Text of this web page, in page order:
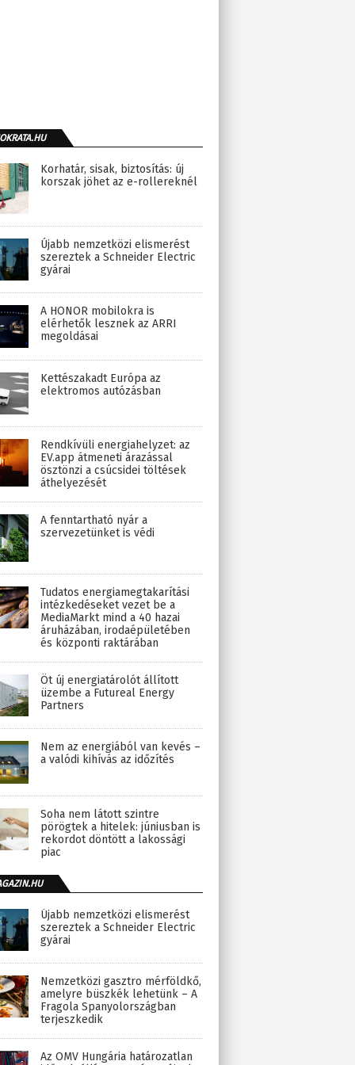
Korhatár, sisak, biztosítás: új
korszak jöhet az e-rollereknél
Újabb nemzetközi elismerést
szereztek a Schneider Electric
gyárai
A HONOR mobilokra is
elérhetők lesznek az ARRI
megoldásai
Kettészakadt Európa az
elektromos autózásban
Rendkívüli energiahelyzet: az
EV.app átmeneti árazással
ösztönzi a csúcsidei töltések
áthelyezését
A fenntartható nyár a
szervezetünket is védi
Tudatos energiamegtakarítási
intézkedéseket vezet be a
MediaMarkt mind a 40 hazai
áruházában, irodaépületében
és központi raktárában
Öt új energiatárolót állított
üzembe a Futureal Energy
Partners
Nem az energiából van kevés –
a valódi kihívás az időzítés
Soha nem látott szintre
pörögtek a hitelek: júniusban is
rekordot döntött a lakossági
piac
Újabb nemzetközi elismerést
szereztek a Schneider Electric
gyárai
Nemzetközi gasztro mérföldkő,
amelyre büszkék lehetünk – A
Fragola Spanyolországban
terjeszkedik
Az OMV Hungária határozatlan